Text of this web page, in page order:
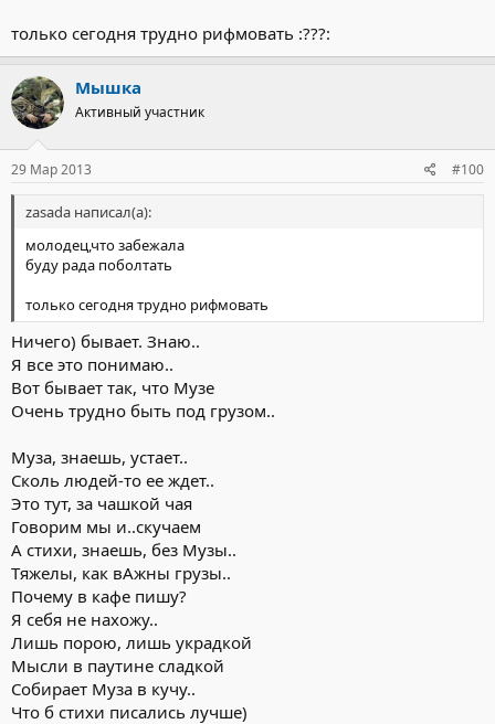
только сегодня трудно рифмовать :???:
Мышка
Активный участник
29 Мар 2013 #100
zasada написал(а):
молодец,что забежала
буду рада поболтать
только сегодня трудно рифмовать
Ничего) бывает. Знаю..
Я все это понимаю..
Вот бывает так, что Музе
Очень трудно быть под грузом..
Муза, знаешь, устает..
Сколь людей-то ее ждет..
Это тут, за чашкой чая
Говорим мы и..скучаем
А стихи, знаешь, без Музы..
Тяжелы, как вАжны грузы..
Почему в кафе пишу?
Я себя не нахожу..
Лишь порою, лишь украдкой
Мысли в паутине сладкой
Собирает Муза в кучу..
Что б стихи писались лучше)